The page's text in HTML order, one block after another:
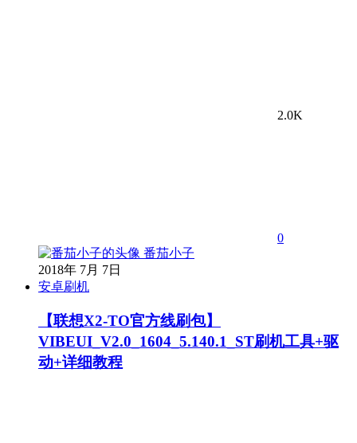
2.0K
0
番茄小子
2018年 7月 7日
安卓刷机
【联想X2-TO官方线刷包】
VIBEUI_V2.0_1604_5.140.1_ST刷机工具+驱
动+详细教程